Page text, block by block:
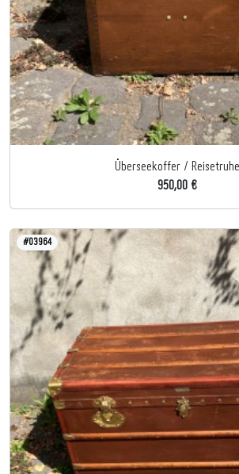
Überseekoffer / Reisetruhe
950,00 €
#03964